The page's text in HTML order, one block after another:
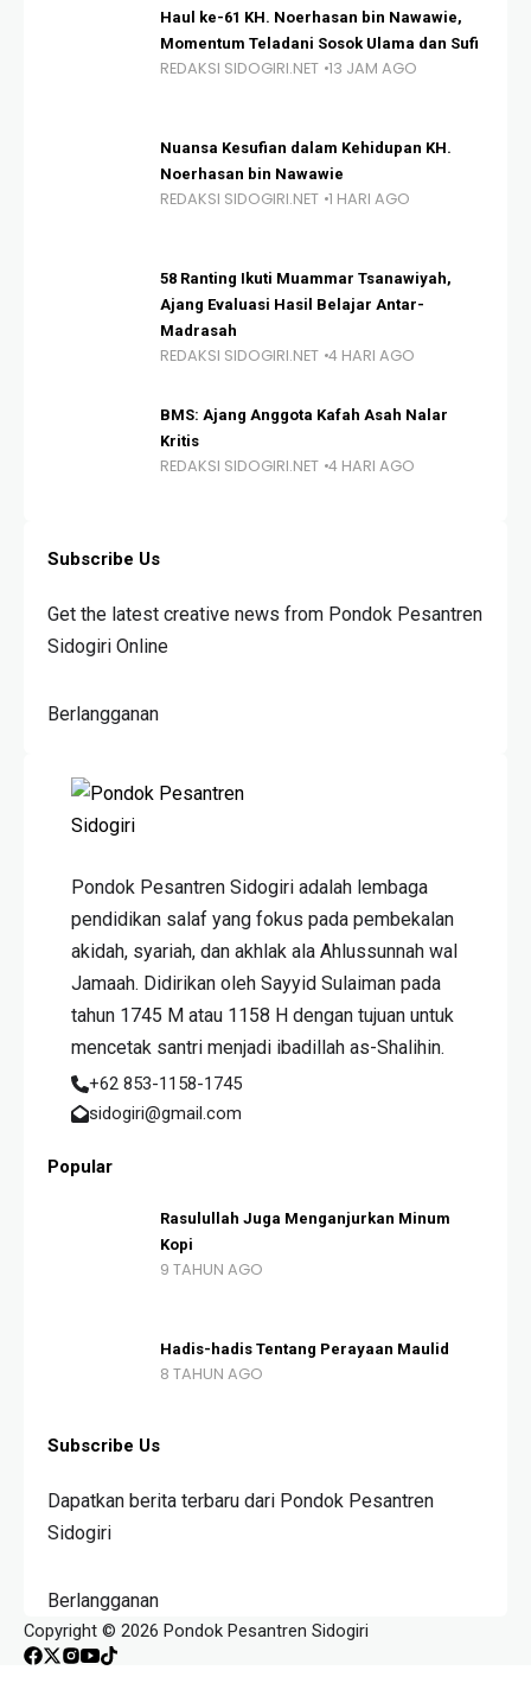
Haul ke-61 KH. Noerhasan bin Nawawie,
Momentum Teladani Sosok Ulama dan Sufi
REDAKSI SIDOGIRI.NET 13 JAM AGO
Nuansa Kesufian dalam Kehidupan KH.
Noerhasan bin Nawawie
REDAKSI SIDOGIRI.NET 1 HARI AGO
58 Ranting Ikuti Muammar Tsanawiyah,
Ajang Evaluasi Hasil Belajar Antar-
Madrasah
REDAKSI SIDOGIRI.NET 4 HARI AGO
BMS: Ajang Anggota Kafah Asah Nalar
Kritis
REDAKSI SIDOGIRI.NET 4 HARI AGO
Subscribe Us
Get the latest creative news from Pondok Pesantren
Sidogiri Online
Berlangganan
Pondok Pesantren Sidogiri adalah lembaga
pendidikan salaf yang fokus pada pembekalan
akidah, syariah, dan akhlak ala Ahlussunnah wal
Jamaah. Didirikan oleh Sayyid Sulaiman pada
tahun 1745 M atau 1158 H dengan tujuan untuk
mencetak santri menjadi ibadillah as-Shalihin.
+62 853-1158-1745
sidogiri@gmail.com
Popular
Rasulullah Juga Menganjurkan Minum
Kopi
9 TAHUN AGO
Hadis-hadis Tentang Perayaan Maulid
8 TAHUN AGO
Subscribe Us
Dapatkan berita terbaru dari Pondok Pesantren
Sidogiri
Berlangganan
Copyright © 2026 Pondok Pesantren Sidogiri